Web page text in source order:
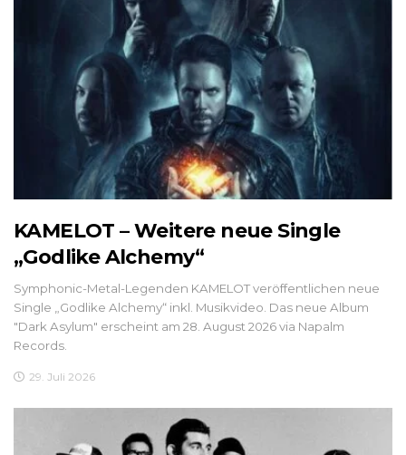
KAMELOT – Weitere neue Single
„Godlike Alchemy“
Symphonic-Metal-Legenden KAMELOT veröffentlichen neue
Single „Godlike Alchemy“ inkl. Musikvideo. Das neue Album
"Dark Asylum" erscheint am 28. August 2026 via Napalm
Records.
29. Juli 2026